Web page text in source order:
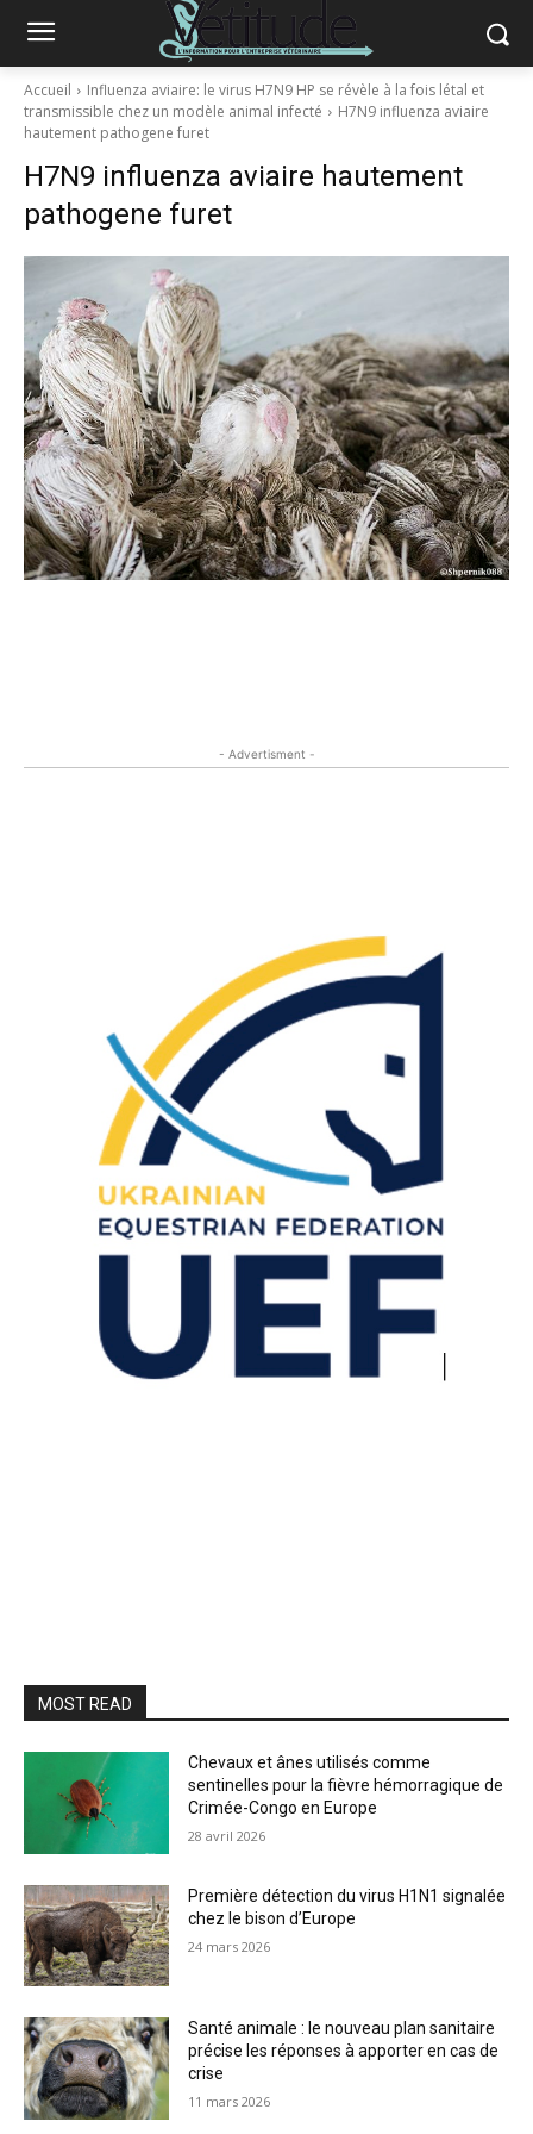
Accueil
Influenza aviaire: le virus H7N9 HP se révèle à la fois létal et
transmissible chez un modèle animal infecté
H7N9 influenza aviaire
hautement pathogene furet
H7N9 influenza aviaire hautement
pathogene furet
- Advertisment -
MOST READ
Chevaux et ânes utilisés comme
sentinelles pour la fièvre hémorragique de
Crimée-Congo en Europe
28 avril 2026
Première détection du virus H1N1 signalée
chez le bison d’Europe
24 mars 2026
Santé animale : le nouveau plan sanitaire
précise les réponses à apporter en cas de
crise
11 mars 2026